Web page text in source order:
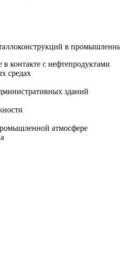
в
контакте с нефтепродуктами
средах
зданий
атмосфере